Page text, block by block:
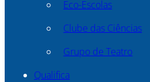
Eco-Escolas
Clube das Ciências
Grupo de Teatro
Qualifica